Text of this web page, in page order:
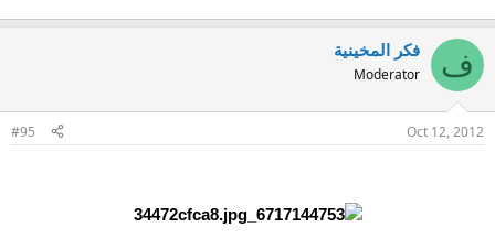
ف فكر المخينية
Moderator
Oct 12, 2012
#95